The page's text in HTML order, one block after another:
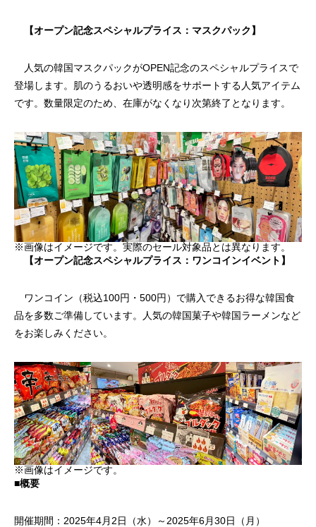
【オープン記念スペシャルプライス：マスクパック】
人気の韓国マスクパックがOPEN記念のスペシャルプライスで
登場します。肌のうるおいや透明感をサポートする人気アイテム
です。数量限定のため、在庫がなくなり次第終了となります。
※画像はイメージです。実際のセール対象品とは異なります。
【オープン記念スペシャルプライス：ワンコインイベント】
ワンコイン（税込100円・500円）で購入できるお得な韓国食
品を多数ご準備しています。人気の韓国菓子や韓国ラーメンなど
をお楽しみください。
※画像はイメージです。
■概要
開催期間：2025年4月2日（水）～2025年6月30日（月）